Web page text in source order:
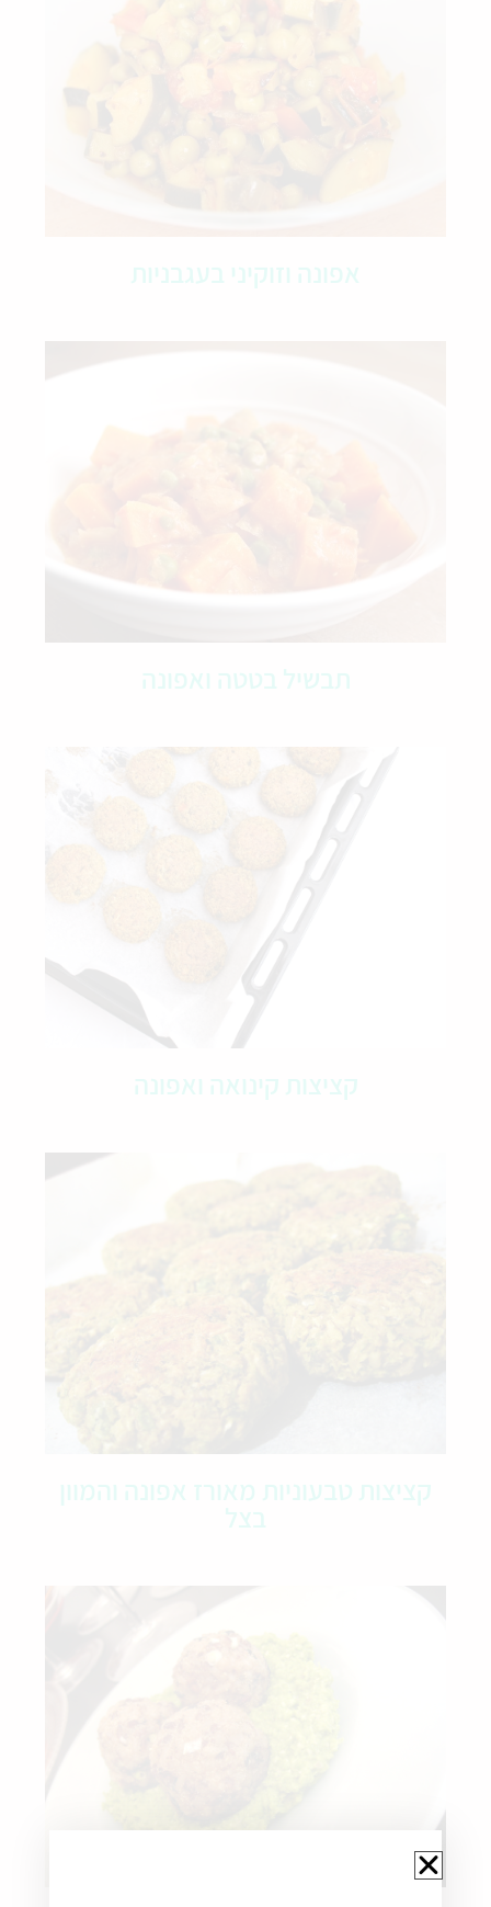
אפונה וזוקיני בעגבניות
תבשיל בטטה ואפונה
קציצות קינואה ואפונה
קציצות טבעוניות מאורז אפונה והמוון
בצל